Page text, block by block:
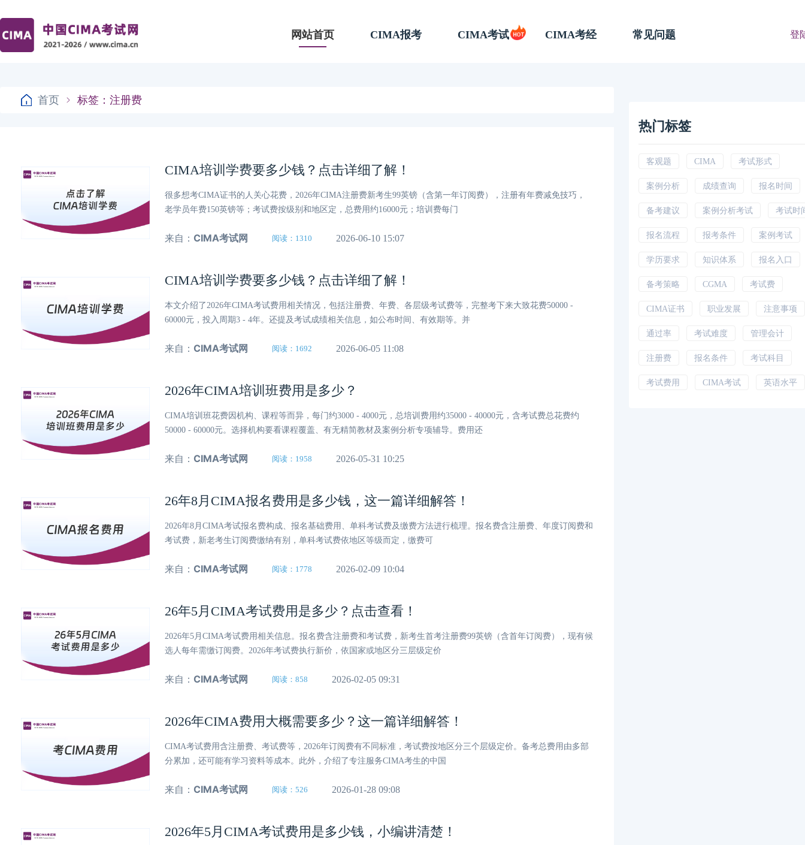
网站首页 CIMA报考 CIMA考试 CIMA考经 常见问题 登
首页 标签：注册费
CIMA培训学费要多少钱？点击详细了解！
很多想考CIMA证书的人关心花费，2026年CIMA注册费新考生99英镑（含第一年订阅费），注册有年费减免技巧，
老学员年费150英镑等；考试费按级别和地区定，总费用约16000元；培训费每门
来自： CIMA考试网 阅读：1310 2026-06-10 15:07
CIMA培训学费要多少钱？点击详细了解！
本文介绍了2026年CIMA考试费用相关情况，包括注册费、年费、各层级考试费等，完整考下来大致花费50000 -
60000元，投入周期3 - 4年。还提及考试成绩相关信息，如公布时间、有效期等。并
来自： CIMA考试网 阅读：1692 2026-06-05 11:08
2026年CIMA培训班费用是多少？
CIMA培训班花费因机构、课程等而异，每门约3000 - 4000元，总培训费用约35000 - 40000元，含考试费总花费约
50000 - 60000元。选择机构要看课程覆盖、有无精简教材及案例分析专项辅导。费用还
来自： CIMA考试网 阅读：1958 2026-05-31 10:25
26年8月CIMA报名费用是多少钱，这一篇详细解答！
2026年8月CIMA考试报名费构成、报名基础费用、单科考试费及缴费方法进行梳理。报名费含注册费、年度订阅费和
考试费，新老考生订阅费缴纳有别，单科考试费依地区等级而定，缴费可
来自： CIMA考试网 阅读：1778 2026-02-09 10:04
26年5月CIMA考试费用是多少？点击查看！
2026年5月CIMA考试费用相关信息。报名费含注册费和考试费，新考生首考注册费99英镑（含首年订阅费），现有候
选人每年需缴订阅费。2026年考试费执行新价，依国家或地区分三层级定价
来自： CIMA考试网 阅读：858 2026-02-05 09:31
2026年CIMA费用大概需要多少？这一篇详细解答！
CIMA考试费用含注册费、考试费等，2026年订阅费有不同标准，考试费按地区分三个层级定价。备考总费用由多部
分累加，还可能有学习资料等成本。此外，介绍了专注服务CIMA考生的中国
来自： CIMA考试网 阅读：526 2026-01-28 09:08
2026年5月CIMA考试费用是多少钱，小编讲清楚！
热门标签
客观题 CIMA 考试形式
案例分析 成绩查询 报名时间
备考建议 案例分析考试 考试时
报名流程 报考条件 案例考试
学历要求 知识体系 报名入口
备考策略 CGMA 考试费
CIMA证书 职业发展 注意事项
通过率 考试难度 管理会计
注册费 报名条件 考试科目
考试费用 CIMA考试 英语水平